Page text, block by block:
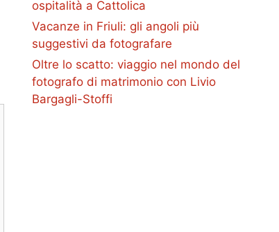
ospitalità a Cattolica
Vacanze in Friuli: gli angoli più
suggestivi da fotografare
Oltre lo scatto: viaggio nel mondo del
fotografo di matrimonio con Livio
Bargagli-Stoffi